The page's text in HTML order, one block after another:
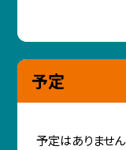
予定
予定はありません